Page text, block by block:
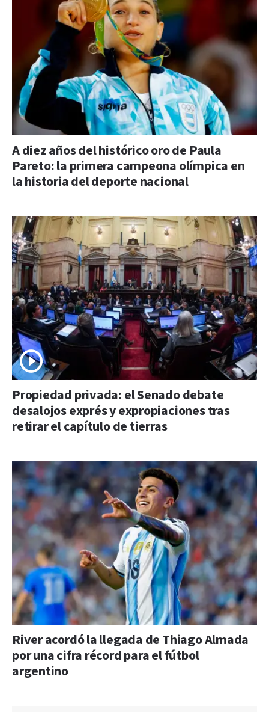
A diez años del histórico oro de Paula
Pareto: la primera campeona olímpica en
la historia del deporte nacional
Propiedad privada: el Senado debate
desalojos exprés y expropiaciones tras
retirar el capítulo de tierras
River acordó la llegada de Thiago Almada
por una cifra récord para el fútbol
argentino